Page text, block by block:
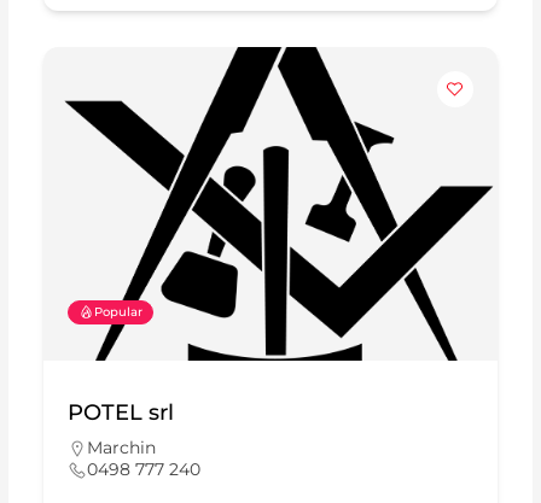
Popular
POTEL srl
Marchin
0498 777 240